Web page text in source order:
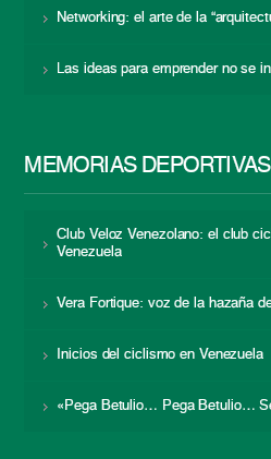
Networking: el arte de la
Las ideas para emprender no se
MEMORIAS DEPORTIVAS
Club Veloz Venezolano: el club
Venezuela
Vera Fortique: voz de la hazaña
Inicios del ciclismo en Venezuela
«Pega Betulio… Pega Betulio…